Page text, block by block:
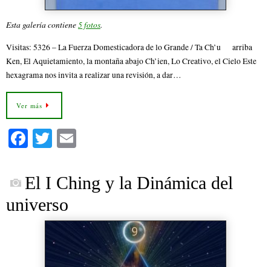
Esta galería contiene5 fotos.
Visitas: 5326 – La Fuerza Domesticadora de lo Grande / Ta Ch’u arriba
Ken, El Aquietamiento, la montaña abajo Ch’ien, Lo Creativo, el Cielo Este
hexagrama nos invita a realizar una revisión, a dar…
Ver más
Fa
bo
ok
T
tte
r
ail
El I Ching y la Dinámica del
universo